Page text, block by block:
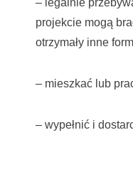
– legalnie
projekcie mogą
otrzymały inne
– mieszkać lub
– wypełnić i